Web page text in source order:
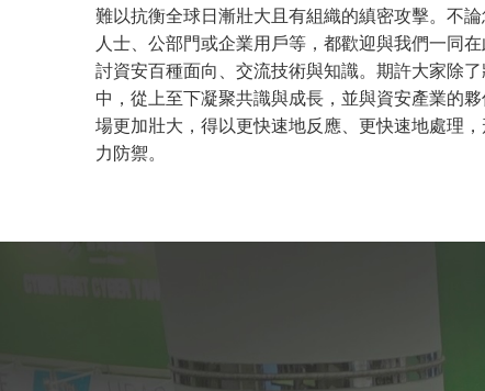
難以抗衡全球日漸壯大且有組織的縝密攻擊。不
人士、公部門或企業用戶等，都歡迎與我們一同
討資安百種面向、交流技術與知識。期許大家除
中，從上至下凝聚共識與成長，並與資安產業的
場更加壯大，得以更快速地反應、更快速地處理
力防禦。